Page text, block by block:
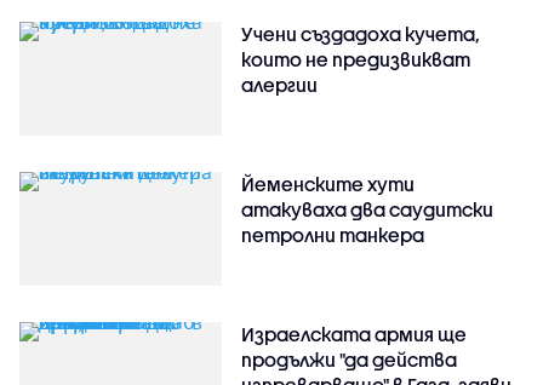
Учени създадоха кучета,
които не предизвикват
алергии
Йеменските хути
атакуваха два саудитски
петролни танкера
Израелската армия ще
продължи "да действа